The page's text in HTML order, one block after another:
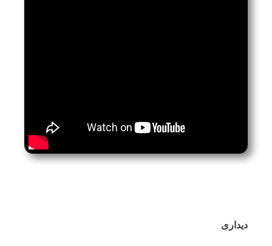
دیداری